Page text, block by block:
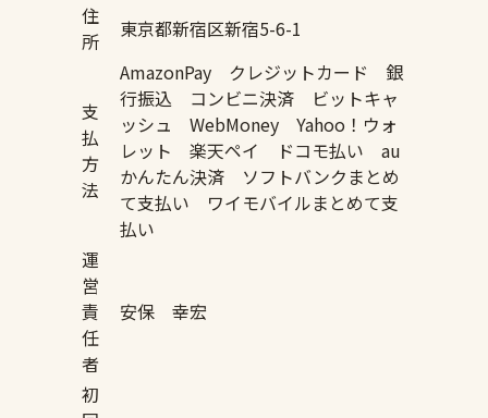
住
所
東京都新宿区新宿5-6-1
支
払
方
法
AmazonPay クレジットカード 銀
行振込 コンビニ決済 ビットキャ
ッシュ WebMoney Yahoo！ウォ
レット 楽天ペイ ドコモ払い au
かんたん決済 ソフトバンクまとめ
て支払い ワイモバイルまとめて支
払い
運
営
責
任
者
安保 幸宏
初